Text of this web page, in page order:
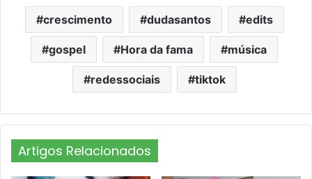
crescimento dudasantos edits
gospel Hora da fama música
redessociais tiktok
Artigos Relacionados